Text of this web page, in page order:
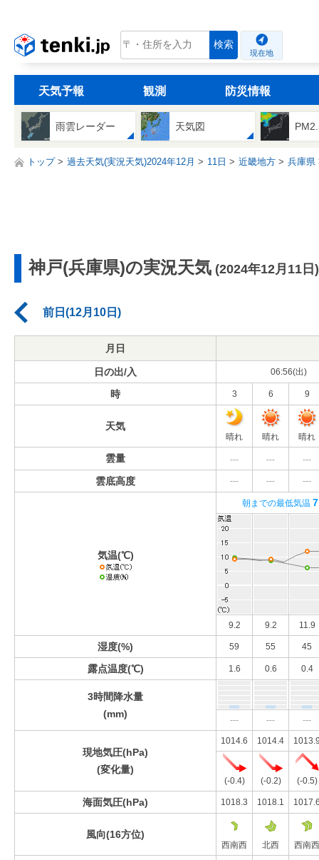
tenki.jp 検索
現在地
天気予報 観測 防災情報
雨雲レーダー 天気図
トップ 過去天気(実況天気)2024年12月 11日 近畿地方 兵庫県
神戸(兵庫県)の実況天気 (2024年12月11日)
前日(12月10日)
月日
日の出/入 06:56(出)
時 3 6 9
天気
晴れ 晴れ 晴れ
雲量 --- --- ---
雲底高度 --- --- ---
気温(℃)
朝までの最低気温
9.2 9.2 11.9
湿度(%) 59 55 45
露点温度(℃) 1.6 0.6 0.4
3時間降水量
(mm)
--- --- ---
現地気圧(hPa)
(変化量)
1014.6 1014.4
(-0.4) (-0.2) (-0.5)
海面気圧(hPa) 1018.3 1018.1
風向(16方位)
西南西 北西 西南西